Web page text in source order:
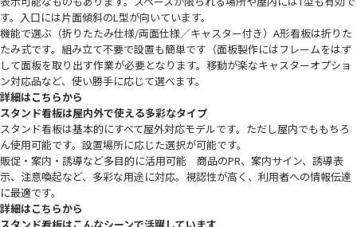
す。入口には片面傾斜のL型が向いています。
機能で選ぶ（折りたたみ仕様/両面仕様／キャスター付き）A形看板は折りた
たみ式です。組み立て不要で設置も簡単です（面板製作にはフレームをはず
して面板を取り出す作業が必要となります。移動が楽なキャスターオプショ
ン対応品など、使い勝手に応じて選べます。
詳細はこちらから
スタンド看板は屋内外で使える多彩なタイプ
スタンド看板は基本的にすべて屋外対応モデルです。ただし屋内でももちろ
ん使用可能です。設置場所に応じた選択が可能です。
販促・案内・誘導など多目的に活用可能 商品のPR、案内サイン、誘導表
示、注意喚起など、多彩な用途に対応。視認性が高く、利用者への情報伝達
に最適です。
詳細はこちらから